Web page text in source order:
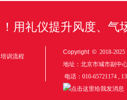
用礼仪提升风度、气
培训流程
Copyright © 2018-
地址：北京市城市副中
电话：010-65721174 ,